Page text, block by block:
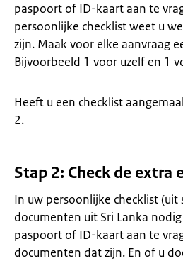
paspoort of ID-kaart aan te
persoonlijke checklist weet u
zijn. Maak voor elke aanvraag
Bijvoorbeeld 1 voor uzelf en 1
Heeft u een checklist
2.
Stap 2: Check de extra
In uw persoonlijke checklist (uit
documenten uit Sri Lanka
paspoort of ID-kaart aan te
documenten dat zijn. En of u